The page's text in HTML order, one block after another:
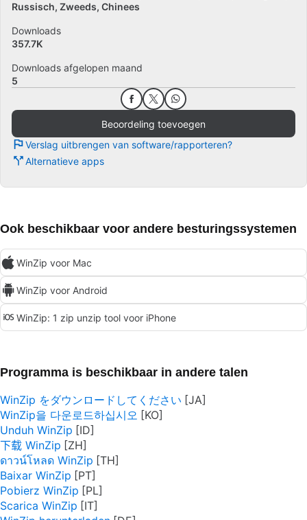
Russisch Zweeds Chinees
Downloads
357.7K
Downloads afgelopen maand
5
Beoordeling toevoegen
Verslag uitbrengen van software/rapporteren?
Alternatieve apps
Ook beschikbaar voor andere besturingssystemen
WinZip voor Mac
WinZip voor Android
WinZip: 1 zip unzip tool voor iPhone
Programma is beschikbaar in andere talen
WinZip をダウンロードしてください
WinZip을 다운로드하십시오
Unduh WinZip
下载 WinZip
ดาวน์โหลด WinZip
Baixar WinZip
Pobierz WinZip
Scarica WinZip